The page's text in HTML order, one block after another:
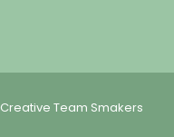
Creative Team Smakers